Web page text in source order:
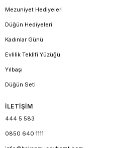
Mezuniyet Hediyeleri
Düğün Hediyeleri
Kadınlar Günü
Evlilik Teklifi Yüzüğü
Yılbaşı
Düğün Seti
İLETİŞİM
444 5 583
0850 640 1111